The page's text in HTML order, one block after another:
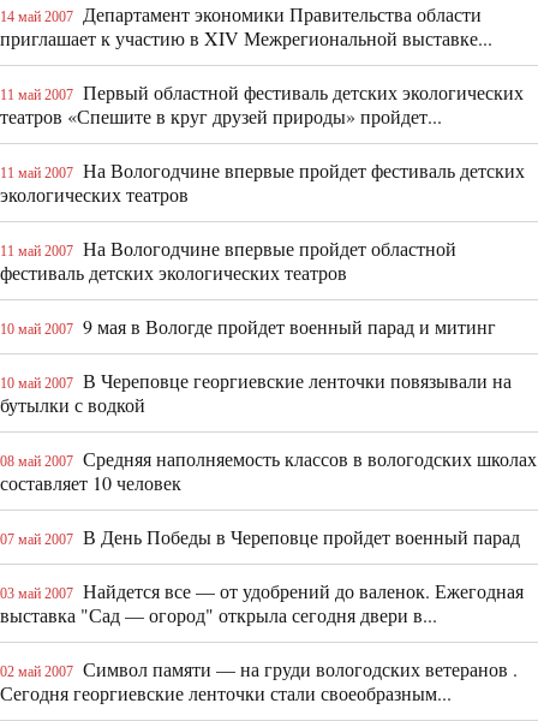
14 май 2007
Департамент экономики Правительства области
приглашает к участию в XIV Межрегиональной выставке...
11 май 2007 Первый областной фестиваль детских экологических
театров «Спешите в круг друзей природы» пройдет...
11 май 2007 На Вологодчине впервые пройдет фестиваль детских
экологических театров
11 май 2007 На Вологодчине впервые пройдет областной
фестиваль детских экологических театров
10 май 2007 9 мая в Вологде пройдет военный парад и митинг
10 май 2007 В Череповце георгиевские ленточки повязывали на
бутылки с водкой
08 май 2007 Средняя наполняемость классов в вологодских школах
составляет 10 человек
07 май 2007 В День Победы в Череповце пройдет военный парад
03 май 2007 Найдется все — от удобрений до валенок. Ежегодная
выставка "Сад — огород" открыла сегодня двери в...
02 май 2007 Символ памяти — на груди вологодских ветеранов .
Сегодня георгиевские ленточки стали своеобразным...